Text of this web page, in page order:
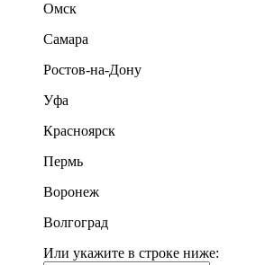
Омск
Самара
Ростов-на-Дону
Уфа
Красноярск
Пермь
Воронеж
Волгоград
Или укажите в строке ниже: